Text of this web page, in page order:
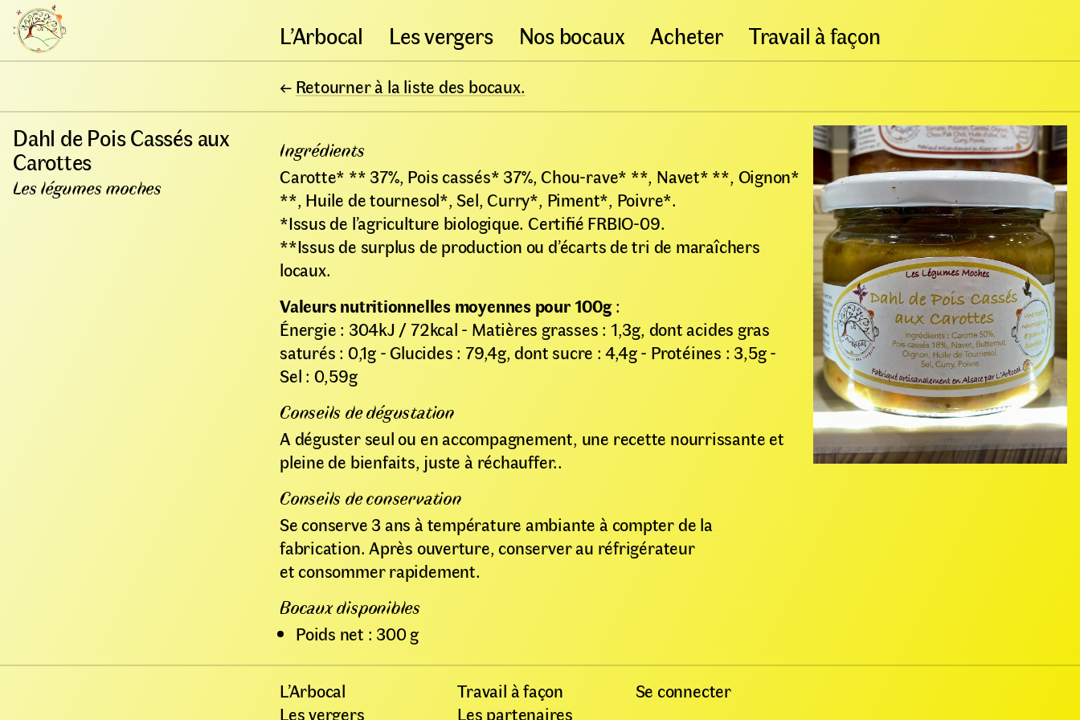
L’Arbocal Les vergers Nos bocaux Acheter Travail à façon
← Retourner à la liste des bocaux.
Dahl de Pois Cassés aux
Carottes
Les légumes moches
Ingrédients
Carotte* ** 37%, Pois cassés* 37%, Chou-rave* **, Navet* **, Oignon*
**, Huile de tournesol*, Sel, Curry*, Piment*, Poivre*.
*Issus de l’agriculture biologique. Certifié FRBIO-09.
**Issus de surplus de production ou d’écarts de tri de maraîchers
locaux.
Valeurs nutritionnelles moyennes pour 100g:
Énergie : 304kJ / 72kcal - Matières grasses : 1,3g, dont acides gras
saturés : 0,1g - Glucides : 79,4g, dont sucre : 4,4g - Protéines : 3,5g -
Sel : 0,59g
Conseils de dégustation
A déguster seul ou en accompagnement, une recette nourrissante et
pleine de bienfaits, juste à réchauffer..
Conseils de conservation
Se conserve 3 ans à température ambiante à compter de la
fabrication. Après ouverture, conserver au réfrigérateur
et consommer rapidement.
Bocaux disponibles
Poids net : 300 g
L’Arbocal
Les vergers
Travail à façon
Les partenaires
Se connecter